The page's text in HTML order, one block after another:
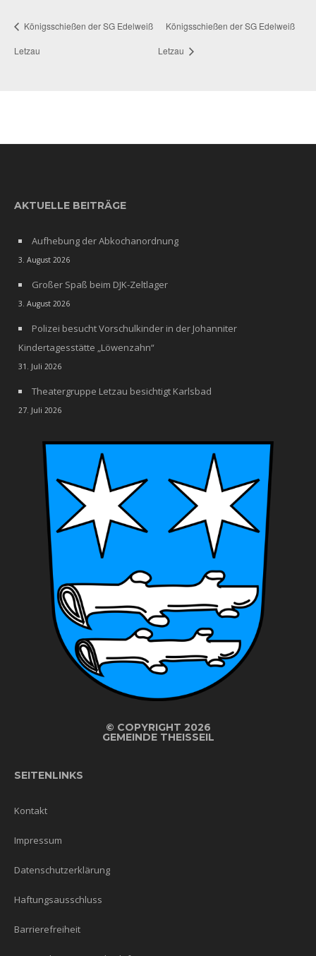
Königsschießen der SG Edelweiß
Letzau
Königsschießen der SG Edelweiß
Letzau
AKTUELLE BEITRÄGE
Aufhebung der Abkochanordnung
3. August 2026
Großer Spaß beim DJK-Zeltlager
3. August 2026
Polizei besucht Vorschulkinder in der Johanniter
Kindertagesstätte „Löwenzahn“
31. Juli 2026
Theatergruppe Letzau besichtigt Karlsbad
27. Juli 2026
© COPYRIGHT 2026
GEMEINDE THEISSEIL
SEITENLINKS
Kontakt
Impressum
Datenschutzerklärung
Haftungsausschluss
Barrierefreiheit